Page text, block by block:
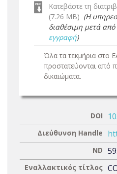
Κατεβάστε τη
(7.26 MB) (Η
διαθέσιμη μετά
εγγραφή)
Όλα τα τεκμήρια στο
προστατεύονται από
δικαιώματα.
DOI
Διεύθυνση Handle
ND
Εναλλακτικός τίτλος